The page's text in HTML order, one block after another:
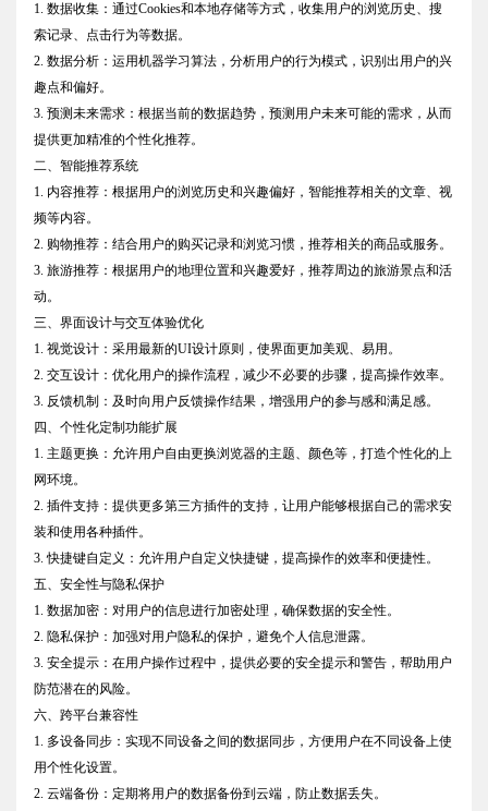
1. 数据收集：通过Cookies和本地存储等方式，收集用户的浏览历史、搜
索记录、点击行为等数据。
2. 数据分析：运用机器学习算法，分析用户的行为模式，识别出用户的兴
趣点和偏好。
3. 预测未来需求：根据当前的数据趋势，预测用户未来可能的需求，从而
提供更加精准的个性化推荐。
二、智能推荐系统
1. 内容推荐：根据用户的浏览历史和兴趣偏好，智能推荐相关的文章、视
频等内容。
2. 购物推荐：结合用户的购买记录和浏览习惯，推荐相关的商品或服务。
3. 旅游推荐：根据用户的地理位置和兴趣爱好，推荐周边的旅游景点和活
动。
三、界面设计与交互体验优化
1. 视觉设计：采用最新的UI设计原则，使界面更加美观、易用。
2. 交互设计：优化用户的操作流程，减少不必要的步骤，提高操作效率。
3. 反馈机制：及时向用户反馈操作结果，增强用户的参与感和满足感。
四、个性化定制功能扩展
1. 主题更换：允许用户自由更换浏览器的主题、颜色等，打造个性化的上
网环境。
2. 插件支持：提供更多第三方插件的支持，让用户能够根据自己的需求安
装和使用各种插件。
3. 快捷键自定义：允许用户自定义快捷键，提高操作的效率和便捷性。
五、安全性与隐私保护
1. 数据加密：对用户的信息进行加密处理，确保数据的安全性。
2. 隐私保护：加强对用户隐私的保护，避免个人信息泄露。
3. 安全提示：在用户操作过程中，提供必要的安全提示和警告，帮助用户
防范潜在的风险。
六、跨平台兼容性
1. 多设备同步：实现不同设备之间的数据同步，方便用户在不同设备上使
用个性化设置。
2. 云端备份：定期将用户的数据备份到云端，防止数据丢失。